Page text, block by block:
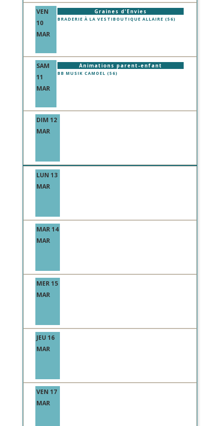
VEN
10
MAR
Graines d'Envies
BRADERIE À LA VESTIBOUTIQUE ALLAIRE (56)
SAM
11
MAR
Animations parent-enfant
BB MUSIK CAMOEL (56)
DIM 12
MAR
LUN 13
MAR
MAR 14
MAR
MER 15
MAR
JEU 16
MAR
VEN 17
MAR